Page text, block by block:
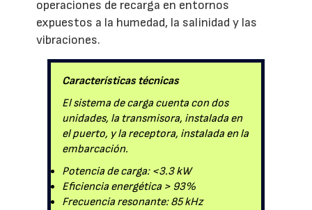
operaciones de recarga en entornos
expuestos a la humedad, la salinidad y las
vibraciones.
Características técnicas
El sistema de carga cuenta con dos
unidades, la transmisora, instalada en
el puerto, y la receptora, instalada en la
embarcación.
Potencia de carga: <3.3 kW
Eficiencia energética > 93%
Frecuencia resonante: 85 kHz